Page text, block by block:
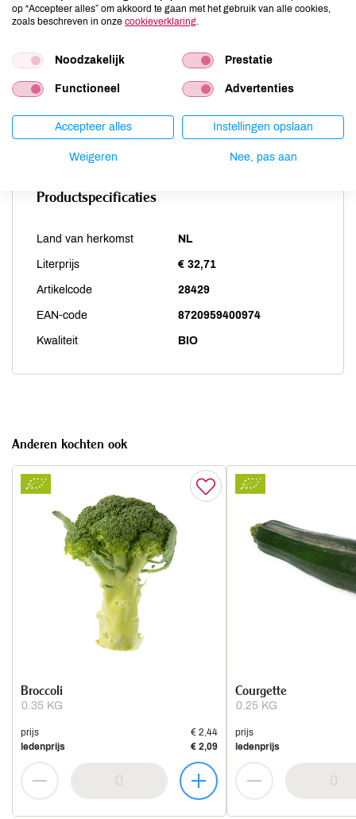
Selderij
aanwezig
Soja
aanwezig
Vis
kan bevatten
Zwaveldioxide / sulfieten
kan bevatten
Productspecificaties
Land van herkomst NL
Literprijs € 32,71
Artikelcode 28429
EAN-code 8720959400974
Kwaliteit BIO
Anderen kochten ook
0.35 KG
Broccoli
prijs
€ 2,44
ledenprijs
€ 2,09
0.25 KG
Courgette
prijs
ledenprijs
op “Accepteer alles” om akkoord te gaan met het gebruik van alle cookies,
zoals beschreven in onze cookieverklaring
Noodzakelijk Prestatie
Functioneel Advertenties
Accepteer alles Instellingen opslaan
Weigeren Nee, pas aan